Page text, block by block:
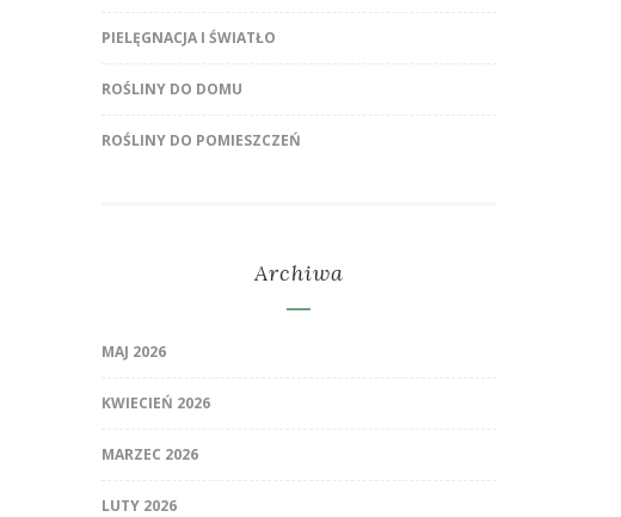
PIELĘGNACJA I ŚWIATŁO
ROŚLINY DO DOMU
ROŚLINY DO POMIESZCZEŃ
Archiwa
MAJ 2026
KWIECIEŃ 2026
MARZEC 2026
LUTY 2026